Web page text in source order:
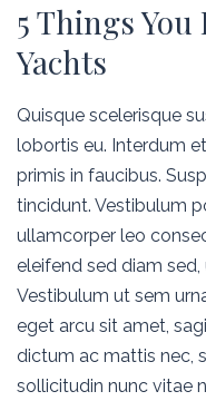
5 Things
Yachts
Quisque scelerisque
lobortis eu. Interdum
primis in faucibus.
tincidunt. Vestibulum
ullamcorper leo
eleifend sed diam
Vestibulum ut sem
eget arcu sit amet,
dictum ac mattis nec,
sollicitudin nunc vitae